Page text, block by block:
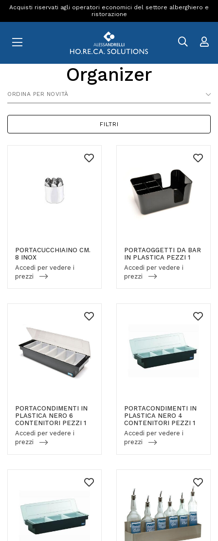
Acquisti riservati agli operatori economici del settore alberghiero e
ristorazione
Organizer
ORDINA PER NOVITÀ
FILTRI
PORTACUCCHIAINO CM.
8 INOX
Accedi per vedere i
prezzi
PORTAOGGETTI DA BAR
IN PLASTICA PEZZI 1
Accedi per vedere i
prezzi
PORTACONDIMENTI IN
PLASTICA NERO 6
CONTENITORI PEZZI 1
Accedi per vedere i
prezzi
PORTACONDIMENTI IN
PLASTICA NERO 4
CONTENITORI PEZZI 1
Accedi per vedere i
prezzi